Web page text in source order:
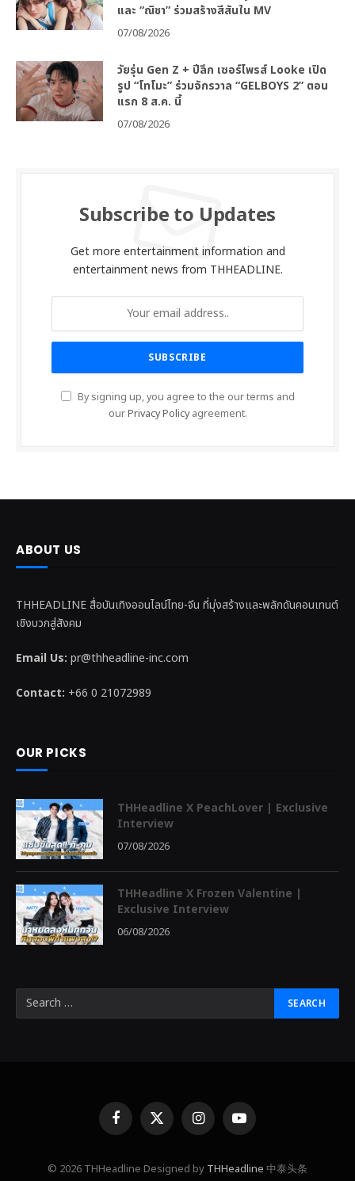
และ “ณิชา” ร่วมสร้างสีสันใน MV
07/08/2026
วัยรุ่น Gen Z + ปีลึก เซอร์ไพรส์ Looke เปิด
รูป “โทโมะ” ร่วมจักรวาล “GELBOYS 2” ตอน
แรก 8 ส.ค. นี้
07/08/2026
Subscribe to Updates
Get more entertainment information and
entertainment news from THHEADLINE.
By signing up, you agree to the our terms and
ourPrivacy Policyagreement.
ABOUT US
THHEADLINE สื่อบันเทิงออนไลน์ไทย-จีน ที่มุ่งสร้างและพลักดันคอนเทนต์
เชิงบวกสู่สังคม
Email Us: pr@thheadline-inc.com
Contact: +66 0 21072989
OUR PICKS
THHeadline X PeachLover | Exclusive
Interview
07/08/2026
THHeadline X Frozen Valentine |
Exclusive Interview
06/08/2026
FacebookX
(Twitter)
InstagramYouTube
© 2026 THHeadline Designed by THHeadline 中泰头条